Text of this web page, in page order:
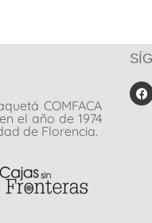
COMFACA
el año de 1974
de Florencia.